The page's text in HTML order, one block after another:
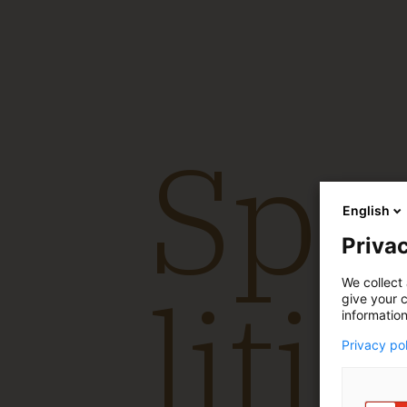
English
We
give your
Privacy